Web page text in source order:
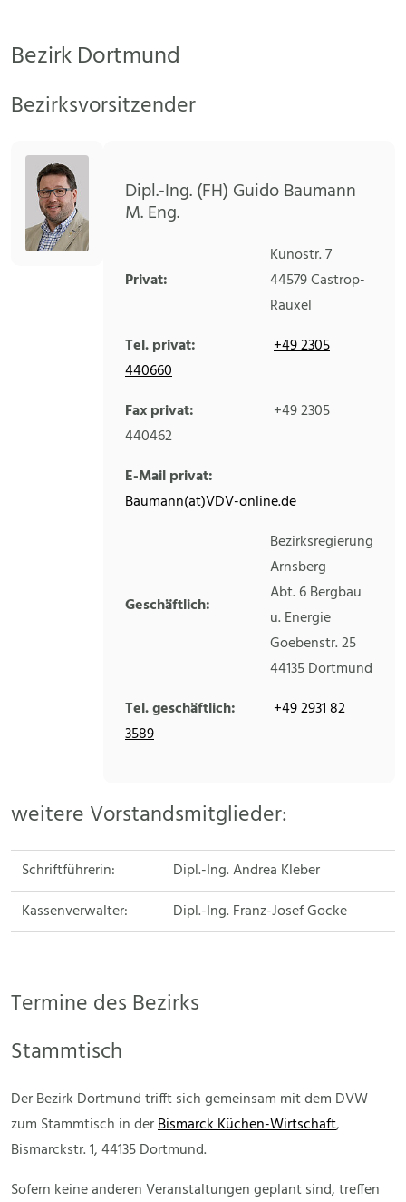
Bezirk Dortmund
Bezirksvorsitzender
Dipl.-Ing. (FH) Guido Baumann
M. Eng.
Privat:
Kunostr. 7
44579Castrop-
Rauxel
Tel. privat:
+49 2305
440660
Fax privat:
+49 2305
440462
E-Mail privat:
Baumann(at)VDV-online.de
Geschäftlich:
Bezirksregierung
Arnsberg
Abt. 6 Bergbau
u. Energie
Goebenstr. 25
44135Dortmund
Tel. geschäftlich:
+49 2931 82
3589
weitere Vorstandsmitglieder:
Schriftführerin:
Dipl.-Ing. Andrea Kleber
Kassenverwalter:
Dipl.-Ing. Franz-Josef Gocke
Termine des Bezirks
Stammtisch
Der Bezirk Dortmund trifft sich gemeinsam mit dem DVW
zum Stammtisch in derBismarck Küchen-Wirtschaft,
Bismarckstr. 1, 44135 Dortmund.
Sofern keine anderen Veranstaltungen geplant sind, treffen